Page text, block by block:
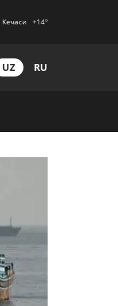
Кечаси +14°
UZ RU